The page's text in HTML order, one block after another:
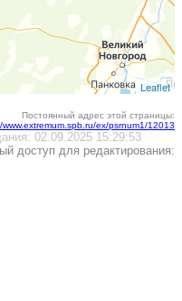
Leaflet
Постоянный адрес этой страницы:
ex/psrnum1/12013
02.09.2025 15:29:53
доступ для редактирования: